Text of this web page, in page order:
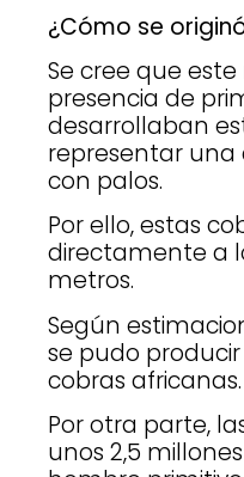
¿Cómo se
Se cree que
presencia de
desarrollaban
representar
con palos.
Por ello, estas
directamente a
metros.
Según
se pudo
cobras africanas.
Por otra parte,
unos 2,5